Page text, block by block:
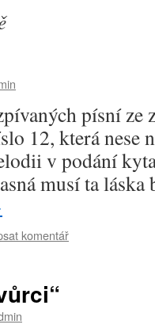
písní ze
12, která nese
v podání
musí ta láska
komentář